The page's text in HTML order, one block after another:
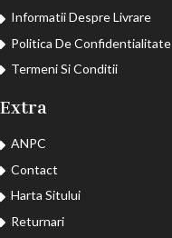
Informatii Despre Livrare
Politica De Confidentialitate
Termeni Si Conditii
Extra
ANPC
Contact
Harta Sitului
Returnari